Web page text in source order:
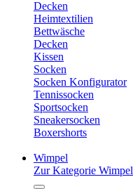
Decken
Heimtextilien
Bettwäsche
Decken
Kissen
Socken
Socken Konfigurator
Tennissocken
Sportsocken
Sneakersocken
Boxershorts
Wimpel
Zur Kategorie Wimpel